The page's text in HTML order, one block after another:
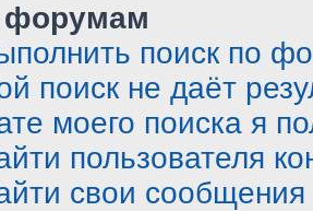
форумам
поиск по
поиск не даёт
моего поиска я
пользователя
свои